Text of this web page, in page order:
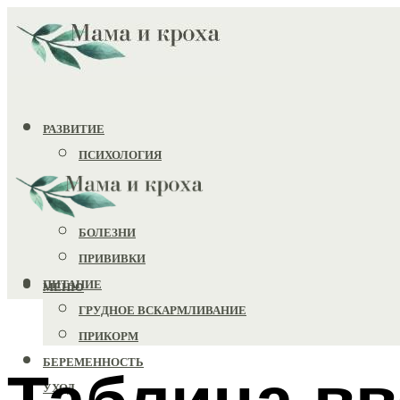
РАЗВИТИЕ
ПСИХОЛОГИЯ
ИГРУШКИ
ЗДОРОВЬЕ
БОЛЕЗНИ
ПРИВИВКИ
ПИТАНИЕ
ГРУДНОЕ ВСКАРМЛИВАНИЕ
ПРИКОРМ
БЕРЕМЕННОСТЬ
УХОД
МЕНЮ